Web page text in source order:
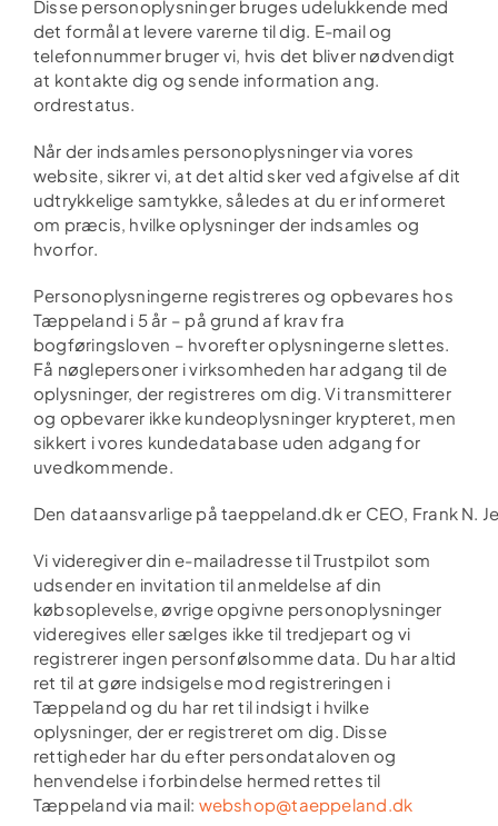
Disse personoplysninger bruges udelukkende med
det formål at levere varerne til dig. E-mail og
telefonnummer bruger vi, hvis det bliver nødvendigt
at kontakte dig og sende information ang.
ordrestatus.
Når der indsamles personoplysninger via vores
website, sikrer vi, at det altid sker ved afgivelse af dit
udtrykkelige samtykke, således at du er informeret
om præcis, hvilke oplysninger der indsamles og
hvorfor.
Personoplysningerne registreres og opbevares hos
Tæppeland i 5 år – på grund af krav fra
bogføringsloven – hvorefter oplysningerne slettes.
Få nøglepersoner i virksomheden har adgang til de
oplysninger, der registreres om dig. Vi transmitterer
og opbevarer ikke kundeoplysninger krypteret, men
sikkert i vores kundedatabase uden adgang for
uvedkommende.
Den dataansvarlige på taeppeland.dk er CEO, Frank N.
Vi videregiver din e-mailadresse til Trustpilot som
udsender en invitation til anmeldelse af din
købsoplevelse, øvrige opgivne personoplysninger
videregives eller sælges ikke til tredjepart og vi
registrerer ingen personfølsomme data. Du har altid
ret til at gøre indsigelse mod registreringen i
Tæppeland og du har ret til indsigt i hvilke
oplysninger, der er registreret om dig. Disse
rettigheder har du efter persondataloven og
henvendelse i forbindelse hermed rettes til
Tæppeland via mail: webshop@taeppeland.dk